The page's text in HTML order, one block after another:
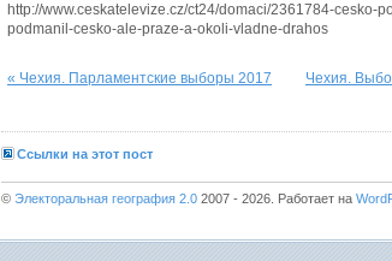
http://www.ceskatelevize.cz/ct24/domaci/2361784-cesko-
podmanil-cesko-ale-praze-a-okoli-vladne-drahos
« Чехия. Парламентские выборы 2017 Чехия.
Ссылки на этот пост
© Электоральная география 2.0 2007 - 2026. Работает на